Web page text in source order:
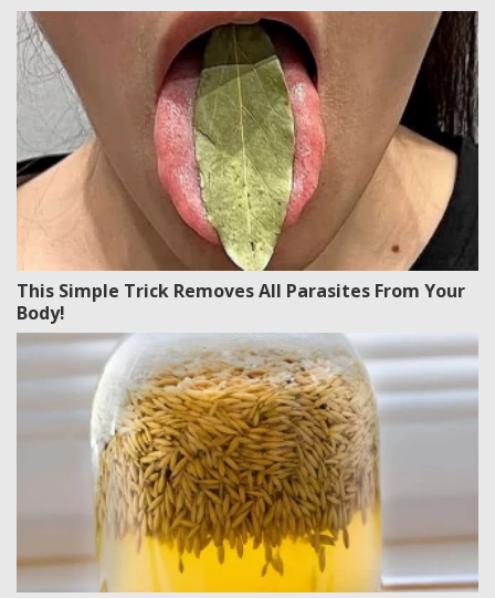
This Simple Trick Removes All Parasites From Your
Body!